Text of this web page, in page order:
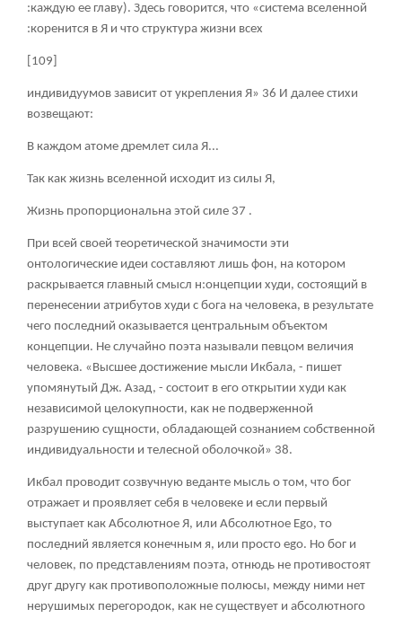
:каждую ее главу). Здесь говорится, что «система вселенной
:коренится в Я и что структура жизни всех
[109]
индивидуумов зависит от укрепления Я» 36 И далее стихи
возвещают:
В каждом атоме дремлет сила Я...
Так как жизнь вселенной исходит из силы Я,
Жизнь пропорциональна этой силе 37 .
При всей своей теоретической значимости эти
онтологические идеи составляют лишь фон, на котором
раскрывается главный смысл н:онцепции худи, состоящий в
перенесении атрибутов худи с бога на человека, в результате
чего последний оказывается центральным объектом
концепции. Не случайно поэта называли певцом величия
человека. «Высшее достижение мысли Икбала, - пишет
упомянутый Дж. Азад, - состоит в его открытии худи как
независимой целокупности, как не подверженной
разрушению сущности, обладающей сознанием собственной
индивидуальности и телесной оболочкой» 38.
Икбал проводит созвучную веданте мысль о том, что бог
отражает и проявляет себя в человеке и если первый
выступает как Абсолютное Я, или Абсолютное Ego, то
последний является конечным я, или просто ego. Но бог и
человек, по представлениям поэта, отнюдь не противостоят
друг другу как противоположные полюсы, между ними нет
нерушимых перегородок, как не существует и абсолютного